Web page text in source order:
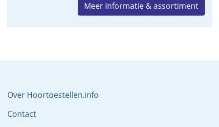
Meer informatie & assortiment
Over Hoortoestellen.info
Contact